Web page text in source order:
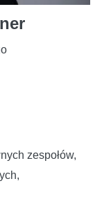
zespołów,